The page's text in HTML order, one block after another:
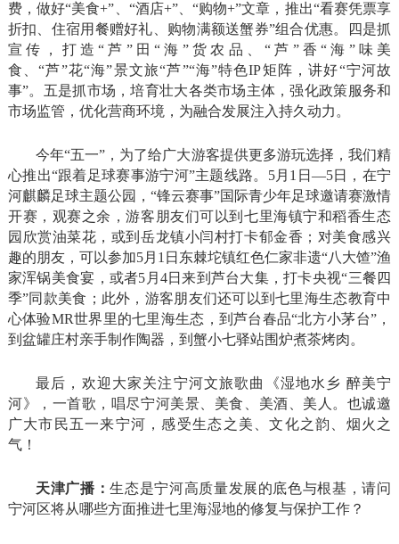
费，做好“美食+”、“酒店+”、“购物+”文章，推出“看赛凭票享
折扣、住宿用餐赠好礼、购物满额送蟹券”组合优惠。四是抓
宣传，打造“芦”田“海”货农品、“芦”香“海”味美
食、“芦”花“海”景文旅“芦”“海”特色IP矩阵，讲好“宁河故
事”。五是抓市场，培育壮大各类市场主体，强化政策服务和
市场监管，优化营商环境，为融合发展注入持久动力。
今年“五一”，为了给广大游客提供更多游玩选择，我们精
心推出“跟着足球赛事游宁河”主题线路。5月1日—5日，在宁
河麒麟足球主题公园，“锋云赛事”国际青少年足球邀请赛激情
开赛，观赛之余，游客朋友们可以到七里海镇宁和稻香生态
园欣赏油菜花，或到岳龙镇小闫村打卡郁金香；对美食感兴
趣的朋友，可以参加5月1日东棘坨镇红色仁家非遗“八大馇”渔
家浑锅美食宴，或者5月4日来到芦台大集，打卡央视“三餐四
季”同款美食；此外，游客朋友们还可以到七里海生态教育中
心体验MR世界里的七里海生态，到芦台春品“北方小茅台”，
到盆罐庄村亲手制作陶器，到蟹小七驿站围炉煮茶烤肉。
最后，欢迎大家关注宁河文旅歌曲《湿地水乡 醉美宁
河》，一首歌，唱尽宁河美景、美食、美酒、美人。也诚邀
广大市民五一来宁河，感受生态之美、文化之韵、烟火之
气！
天津广播：生态是宁河高质量发展的底色与根基，请问
宁河区将从哪些方面推进七里海湿地的修复与保护工作？